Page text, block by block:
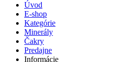
Úvod
E-shop
Kategórie
Minerály
Čakry
Predajne
Informácie